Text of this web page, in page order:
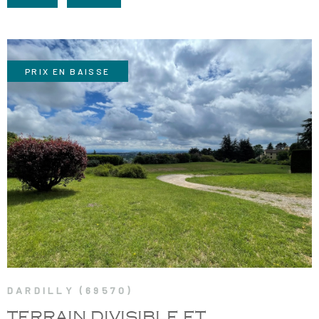
NOS
CONTACT
DARDILLY (69570)
PRIX EN BAISSE
VOIR LE BIEN
RÉFÉRENCE